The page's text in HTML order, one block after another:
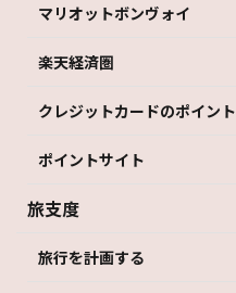
マリオットボンヴォイ
楽天経済圏
クレジットカードのポイント
ポイントサイト
旅支度
旅行を計画する